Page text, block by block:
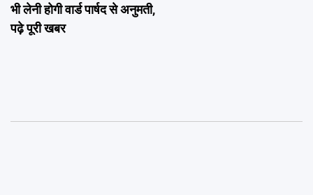
भी लेनी होगी वार्ड पार्षद से अनुमती,
पढ़े पूरी खबर